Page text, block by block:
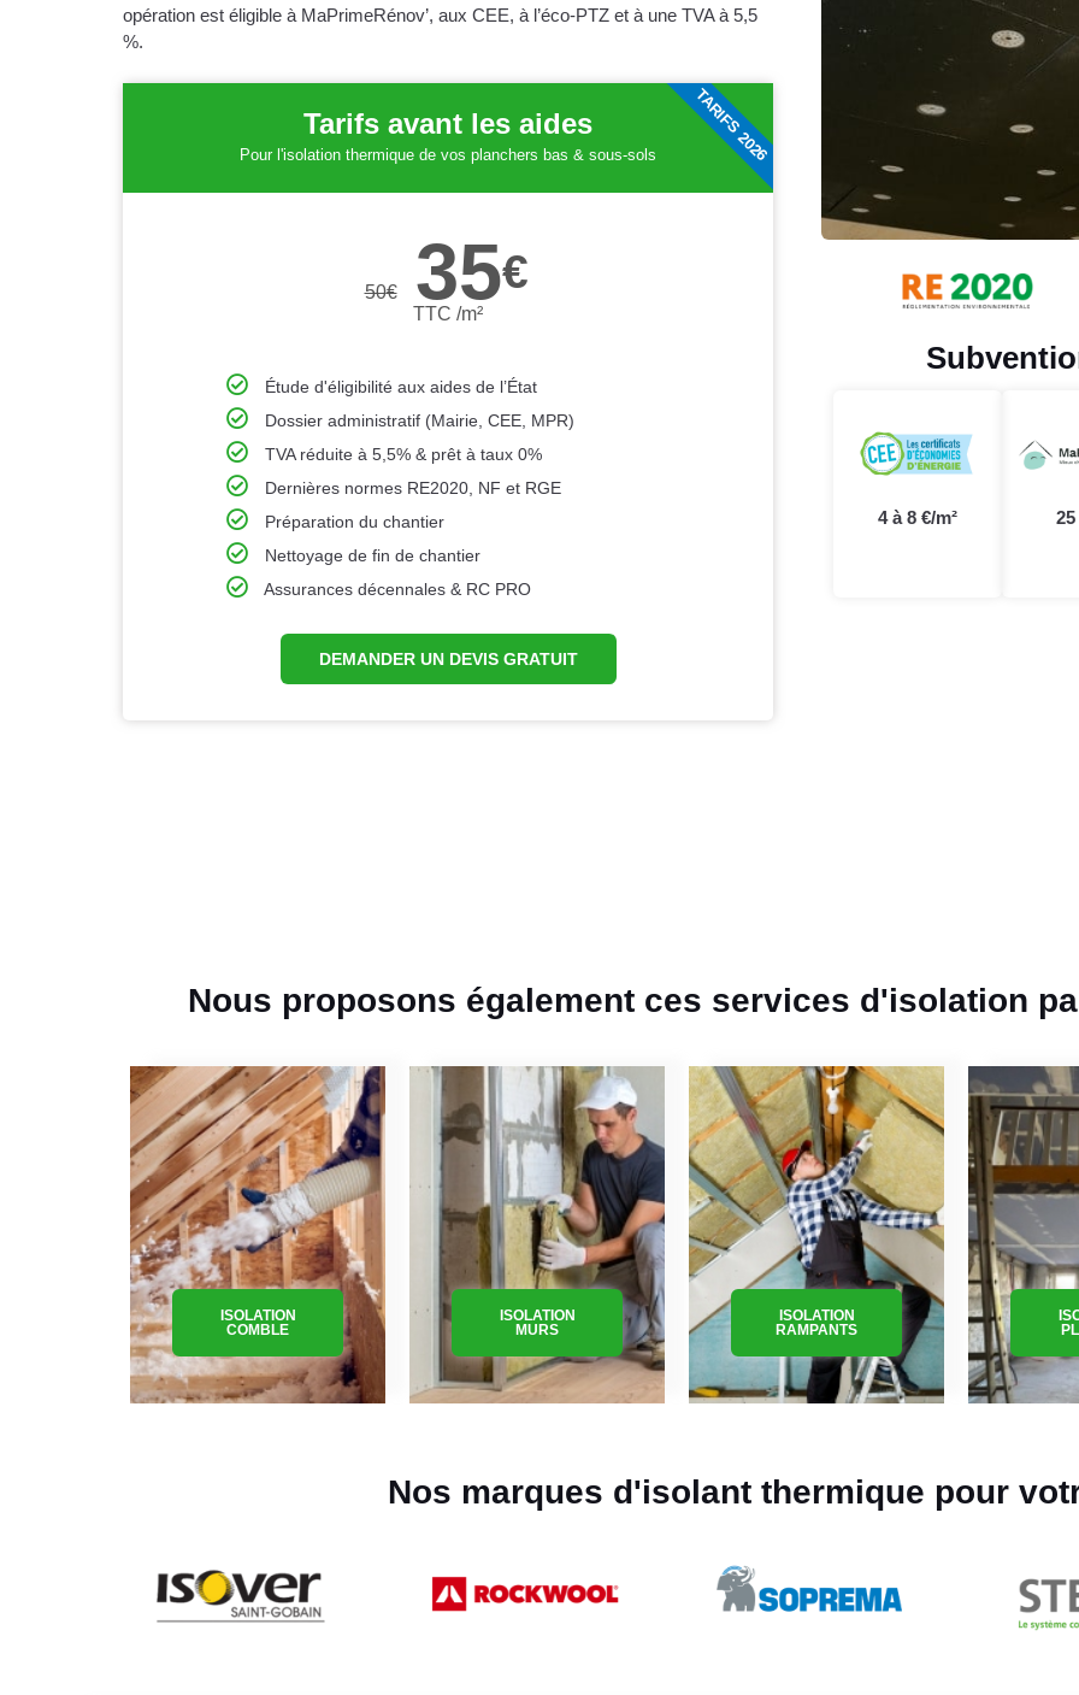
opération est éligible à MaPrimeRénov’, aux CEE, à l’éco-PTZ et à une TVA à 5,5
%.
Tarifs avant les aides
Pour l'isolation thermique de vos planchers bas & sous-sols
50€ 35€
TTC /m²
Étude d'éligibilité aux aides de l’État
Dossier administratif (Mairie, CEE, MPR)
TVA réduite à 5,5% & prêt à taux 0%
Dernières normes RE2020, NF et RGE
Préparation du chantier
Nettoyage de fin de chantier
Assurances décennales & RC PRO
DEMANDER UN DEVIS GRATUIT
TARIFS 2026
4 à 8 €/m² 25
Nous proposons également ces services d'isolation
ISOLATION
COMBLE
ISOLATION
MURS
ISOLATION
RAMPANTS
Nos marques d'isolant thermique pour